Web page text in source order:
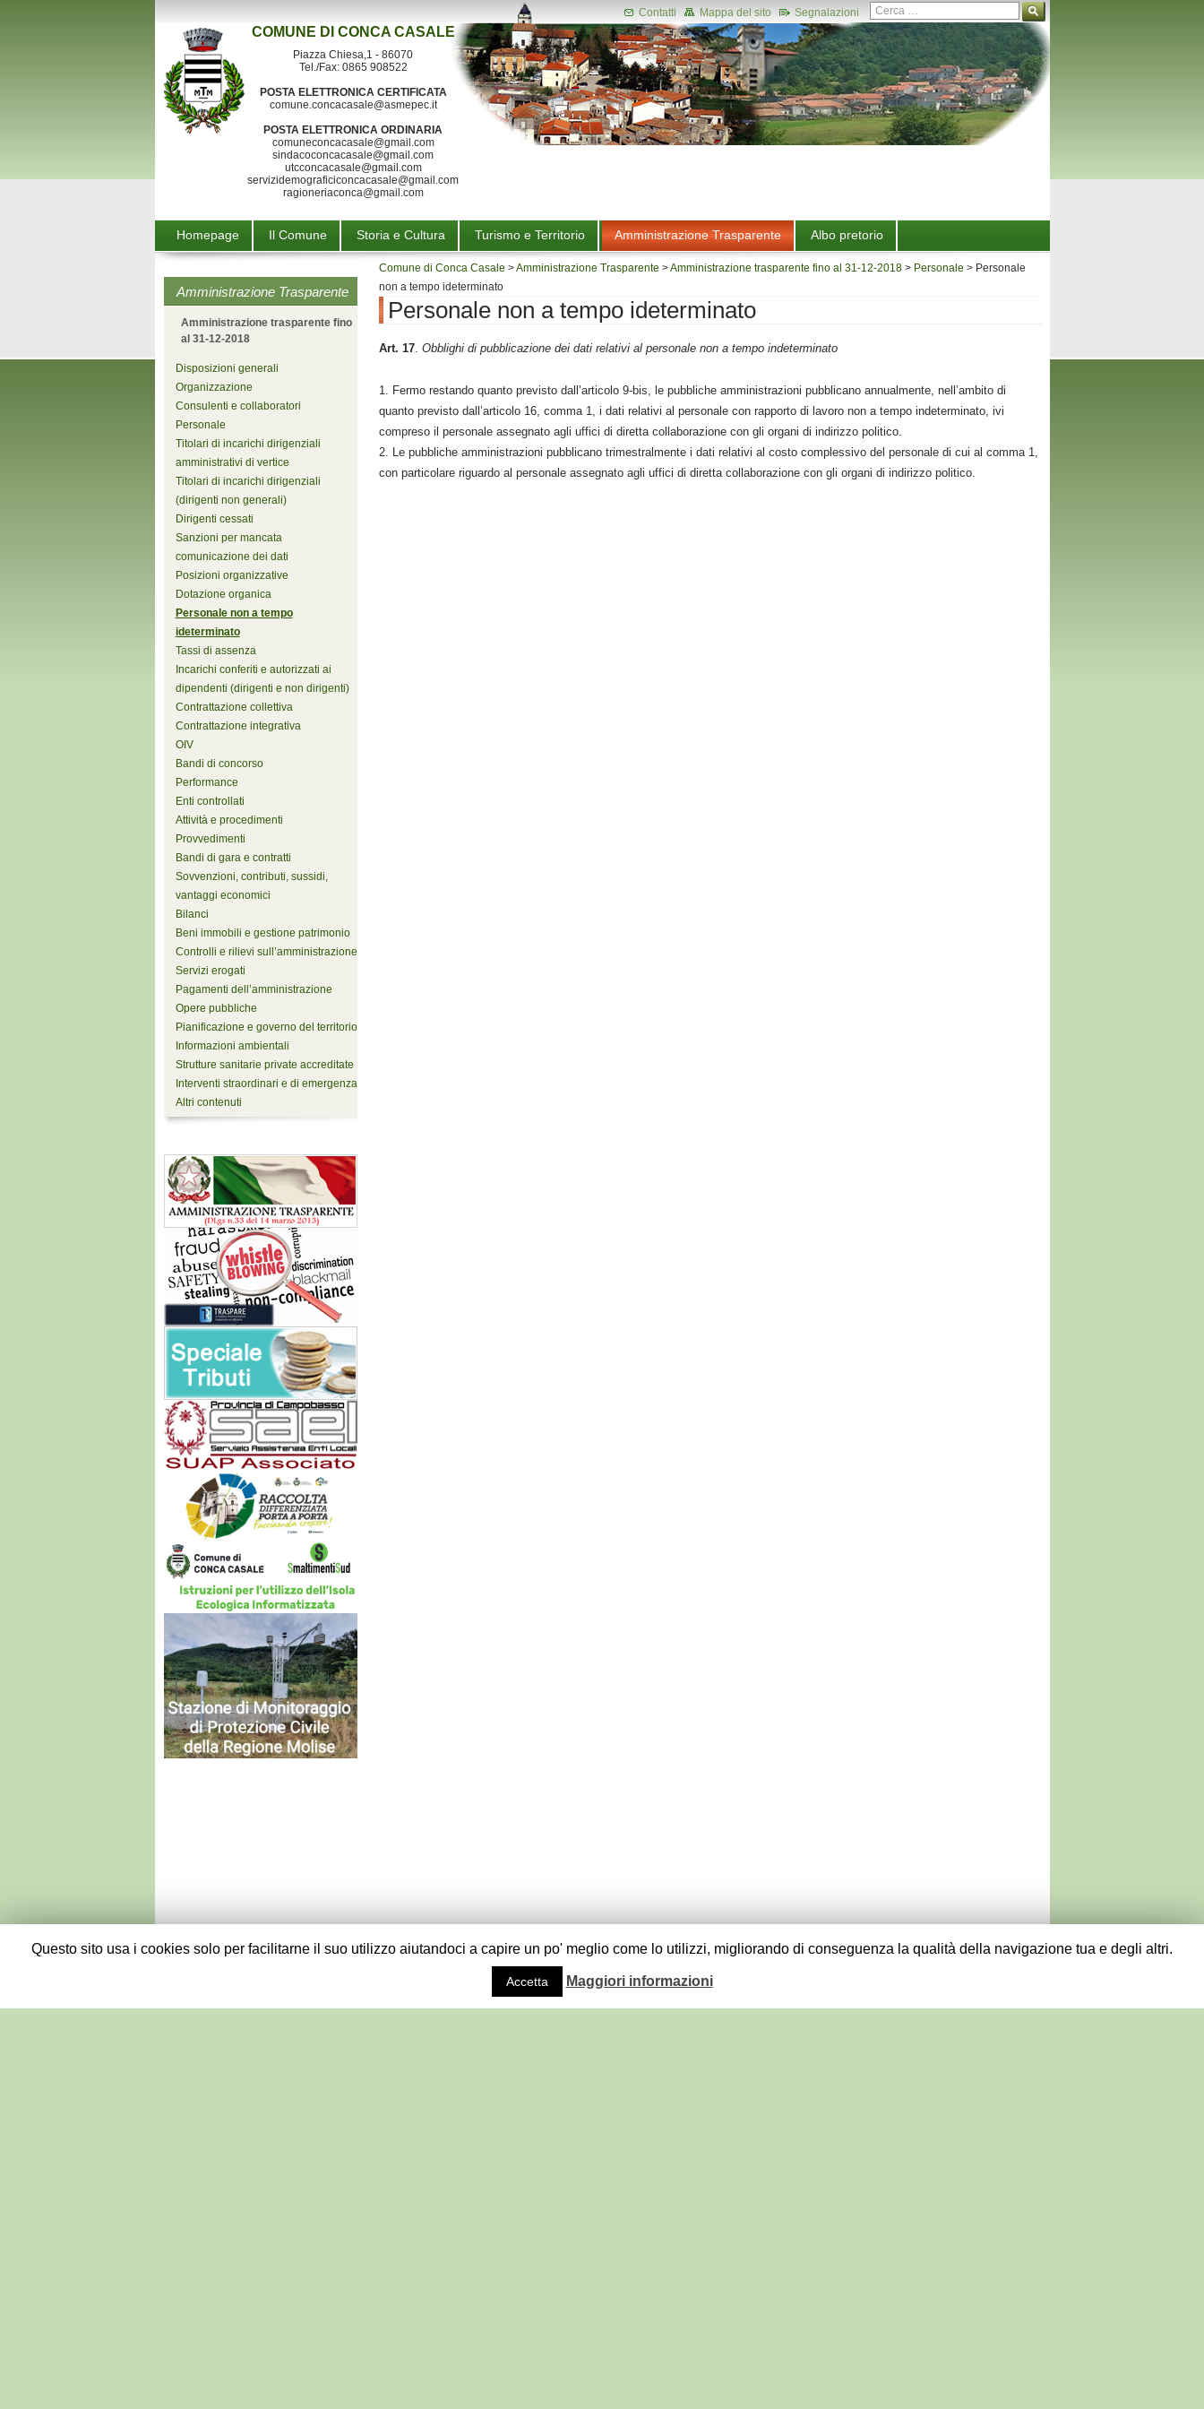
Ricerca per:
Contatti Mappa del sito Segnalazioni
COMUNE DI CONCA CASALE
Piazza Chiesa,1 - 86070
Tel./Fax: 0865 908522
POSTA ELETTRONICA CERTIFICATA
comune.concacasale@asmepec.it
POSTA ELETTRONICA ORDINARIA
comuneconcacasale@gmail.com
sindacoconcacasale@gmail.com
utcconcacasale@gmail.com
servizidemograficiconcacasale@gmail.com
ragioneriaconca@gmail.com
Homepage Il Comune Storia e Cultura Turismo e Territorio Amministrazione Trasparente Albo pretorio
Comune di Conca Casale >Amministrazione Trasparente >Amministrazione trasparente fino al 31-12-2018> Personale > Personale
non a tempo ideterminato
Personale non a tempo ideterminato
Art. 17. Obblighi di pubblicazione dei dati relativi al personale non a tempo indeterminato
1. Fermo restando quanto previsto dall’articolo 9-bis, le pubbliche amministrazioni pubblicano annualmente, nell’ambito di
quanto previsto dall’articolo 16, comma 1, i dati relativi al personale con rapporto di lavoro non a tempo indeterminato, ivi
compreso il personale assegnato agli uffici di diretta collaborazione con gli organi di indirizzo politico.
2. Le pubbliche amministrazioni pubblicano trimestralmente i dati relativi al costo complessivo del personale di cui al comma 1,
con particolare riguardo al personale assegnato agli uffici di diretta collaborazione con gli organi di indirizzo politico.
Amministrazione Trasparente
Amministrazione trasparente fino
al 31-12-2018
Disposizioni generali
Organizzazione
Consulenti e collaboratori
Personale
Titolari di incarichi dirigenziali
amministrativi di vertice
Titolari di incarichi dirigenziali
(dirigenti non generali)
Dirigenti cessati
Sanzioni per mancata
comunicazione dei dati
Posizioni organizzative
Dotazione organica
Personale non a tempo
ideterminato
Tassi di assenza
Incarichi conferiti e autorizzati ai
dipendenti (dirigenti e non dirigenti)
Contrattazione collettiva
Contrattazione integrativa
OIV
Bandi di concorso
Performance
Enti controllati
Attività e procedimenti
Provvedimenti
Bandi di gara e contratti
Sovvenzioni, contributi, sussidi,
vantaggi economici
Bilanci
Beni immobili e gestione patrimonio
Controlli e rilievi sull’amministrazione
Servizi erogati
Pagamenti dell’amministrazione
Opere pubbliche
Pianificazione e governo del territorio
Informazioni ambientali
Strutture sanitarie private accreditate
Interventi straordinari e di emergenza
Altri contenuti
Questo sito usa i cookies solo per facilitarne il suo utilizzo aiutandoci a capire un po' meglio come lo utilizzi, migliorando di conseguenza la qualità della navigazione tua e degli altri.
Accetta Maggiori informazioni